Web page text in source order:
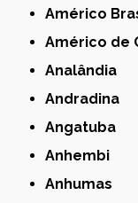
Américo
Américo de
Analândia
Andradina
Angatuba
Anhembi
Anhumas